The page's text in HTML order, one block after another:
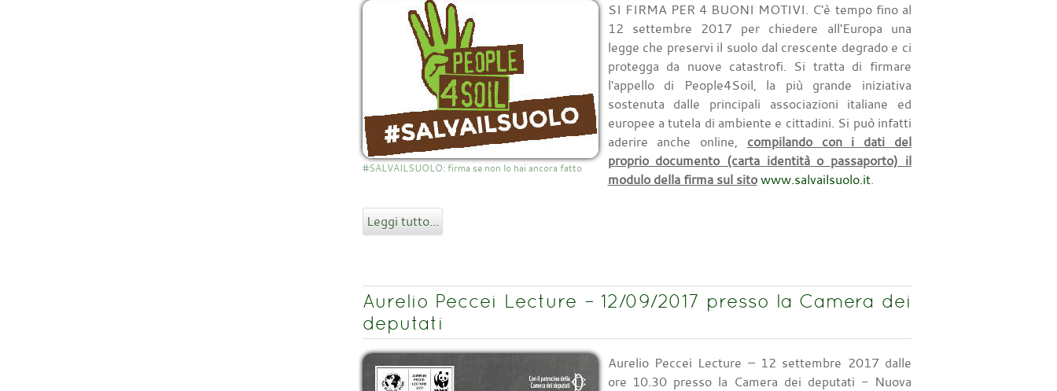
#SALVAILSUOLO: firma se non lo hai ancora fatto
SI FIRMA PER 4 BUONI MOTIVI. C'è tempo fino al
12 settembre 2017 per chiedere all'Europa una
legge che preservi il suolo dal crescente degrado e ci
protegga da nuove catastrofi. Si tratta di firmare
l'appello di People4Soil, la più grande iniziativa
sostenuta dalle principali associazioni italiane ed
europee a tutela di ambiente e cittadini. Si può infatti
aderire anche online, compilando con i dati del
proprio documento (carta identità o passaporto) il
modulo della firma sul sito www.salvailsuolo.it.
Leggi tutto...
Aurelio Peccei Lecture – 12/09/2017 presso la Camera dei
deputati
Aurelio Peccei Lecture – 12 settembre 2017 dalle
ore 10.30 presso la Camera dei deputati - Nuova